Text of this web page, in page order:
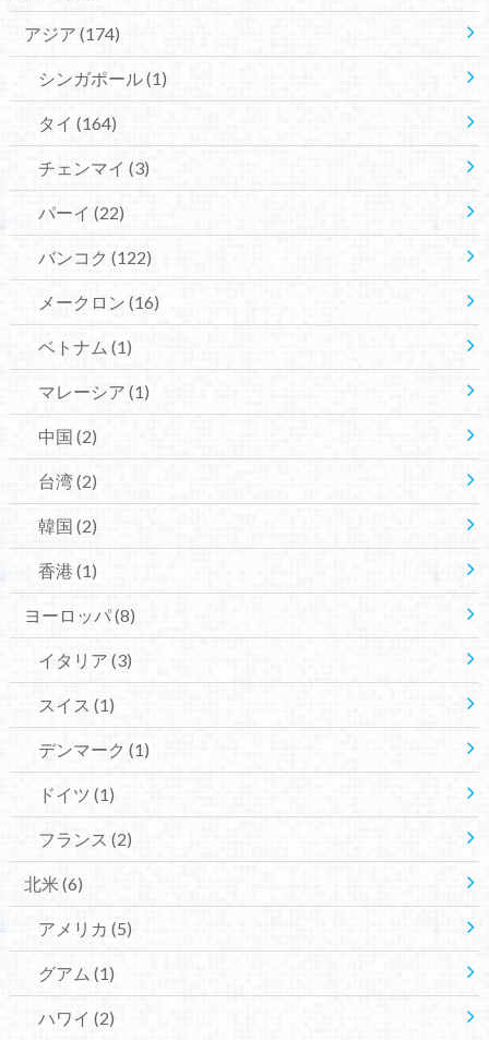
アジア (174)
シンガポール(1)
タイ (164)
チェンマイ (3)
パーイ (22)
バンコク (122)
メークロン (16)
ベトナム (1)
マレーシア (1)
中国 (2)
台湾(2)
韓国 (2)
香港 (1)
ヨーロッパ(8)
イタリア (3)
スイス (1)
デンマーク (1)
ドイツ (1)
フランス (2)
北米 (6)
アメリカ (5)
グアム (1)
ハワイ (2)